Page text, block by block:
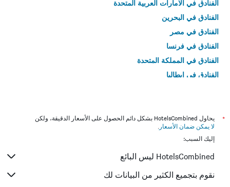
الفنادق في الامارات العربية المتحدة
الفنادق في البحرين
الفنادق في مصر
الفنادق في فرنسا
الفنادق في المملكة المتحدة
الفنادق في إيطاليا
*
يحاول HotelsCombined بشكل دائم الحصول على الأسعار الدقيقة، ولكن
لا يمكن ضمان الأسعار .
إليك السبب:
HotelsCombined ليس البائع
نقوم بتجميع الكثير من البيانات لك